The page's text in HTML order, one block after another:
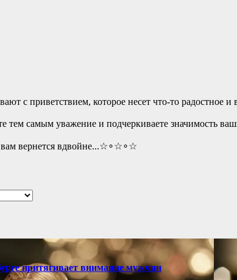
с приветствием, которое несет что-то
тем самым уважение и подчеркиваете значимость
вам вернется вдвойне...☆∘☆∘☆
притягивает внимание мужчин